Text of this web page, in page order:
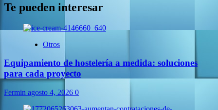
Te pueden interesar
Otros
Equipamiento de hostelería a medida: soluciones
para cada proyecto
Fermin agosto 4, 2026 0